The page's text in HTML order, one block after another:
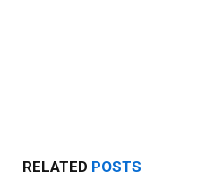
RELATED POSTS